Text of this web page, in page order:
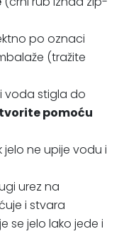
po oznaci
(tražite
voda stigla do
pomoću
jelo ne upije vodu i
urez na
i stvara
se jelo lako jede i